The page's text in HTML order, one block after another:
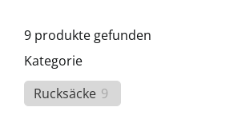
9 produkte gefunden
Kategorie
Rucksäcke 9